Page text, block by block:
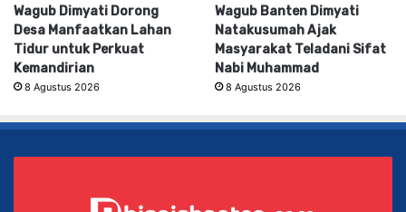
Wagub Dimyati Dorong
Desa Manfaatkan Lahan
Tidur untuk Perkuat
Kemandirian
8 Agustus 2026
Wagub Banten Dimyati
Natakusumah Ajak
Masyarakat Teladani Sifat
Nabi Muhammad
8 Agustus 2026